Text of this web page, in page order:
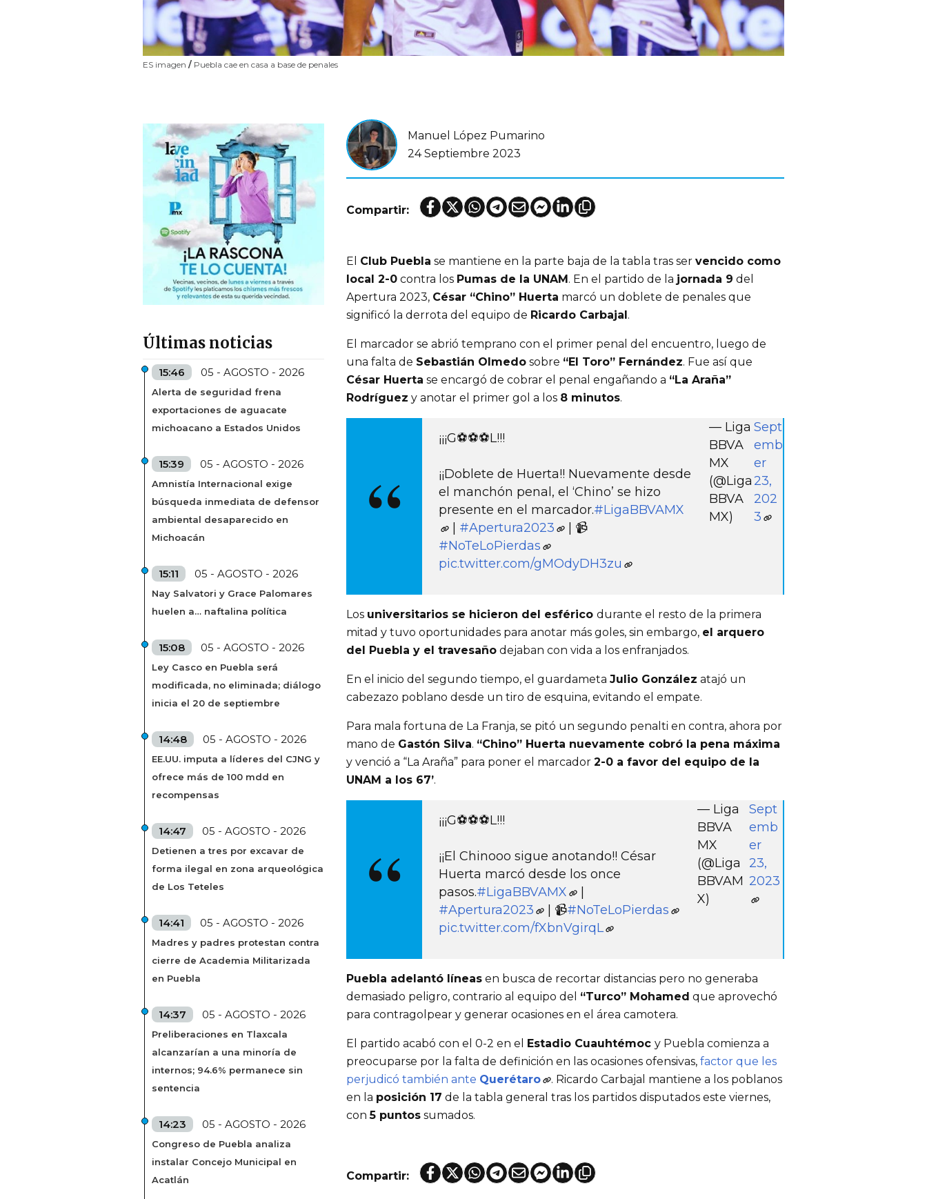
ES imagen / Puebla cae en casa a base de penales
Últimas noticias
15:46 05 - AGOSTO - 2026
Alerta de seguridad frena
exportaciones de aguacate
michoacano a Estados Unidos
15:39 05 - AGOSTO - 2026
Amnistía Internacional exige
búsqueda inmediata de defensor
ambiental desaparecido en
Michoacán
15:11 05 - AGOSTO - 2026
Nay Salvatori y Grace Palomares
huelen a… naftalina política
15:08 05 - AGOSTO - 2026
Ley Casco en Puebla será
modificada, no eliminada; diálogo
inicia el 20 de septiembre
14:48 05 - AGOSTO - 2026
EE.UU. imputa a líderes del CJNG y
ofrece más de 100 mdd en
recompensas
14:47 05 - AGOSTO - 2026
Detienen a tres por excavar de
forma ilegal en zona arqueológica
de Los Teteles
14:41 05 - AGOSTO - 2026
Madres y padres protestan contra
cierre de Academia Militarizada
en Puebla
14:37 05 - AGOSTO - 2026
Preliberaciones en Tlaxcala
alcanzarían a una minoría de
internos; 94.6% permanece sin
sentencia
14:23 05 - AGOSTO - 2026
Congreso de Puebla analiza
instalar Concejo Municipal en
Acatlán
Manuel López Pumarino
24 Septiembre 2023
Compartir:
El Club Puebla se mantiene en la parte baja de la tabla tras ser vencido como
local 2-0 contra los Pumas de la UNAM . En el partido de la jornada 9 del
Apertura 2023, César “Chino” Huerta marcó un doblete de penales que
significó la derrota del equipo de Ricardo Carbajal .
El marcador se abrió temprano con el primer penal del encuentro, luego de
una falta de Sebastián Olmedo sobre “El Toro” Fernández. Fue así que
César Huerta se encargó de cobrar el penal engañando a “La Araña”
Rodríguez y anotar el primer gol a los 8 minutos.
¡¡¡G⚽⚽⚽L!!!
¡¡Doblete de Huerta!! Nuevamente desde
el manchón penal, el ‘Chino’ se hizo
presente en el marcador.#LigaBBVAMX
#Apertura2023
| 📹
#NoTeLoPierdas
pic.twitter.com/gMOdyDH3zu
— Liga
BBVA
MX
(@Liga
BBVA
MX)
Sept
emb
er
23,
202
3
Los universitarios se hicieron del esférico durante el resto de la primera
mitad y tuvo oportunidades para anotar más goles, sin embargo, el arquero
del Puebla y el travesaño dejaban con vida a los enfranjados.
En el inicio del segundo tiempo, el guardameta Julio González atajó un
cabezazo poblano desde un tiro de esquina, evitando el empate.
Para mala fortuna de La Franja, se pitó un segundo penalti en contra, ahora por
mano de Gastón Silva. “Chino” Huerta nuevamente cobró la pena máxima
y venció a “La Araña” para poner el marcador 2-0 a favor del equipo de la
UNAM a los 67’.
¡¡¡G⚽⚽⚽L!!!
¡¡El Chinooo sigue anotando!! César
Huerta marcó desde los once
pasos.#LigaBBVAMX
#Apertura2023
| 📹#NoTeLoPierdas
pic.twitter.com/fXbnVgirqL
— Liga
BBVA
MX
(@Liga
BBVAM
X)
Sept
emb
er
23,
2023
Puebla adelantó líneas en busca de recortar distancias pero no generaba
demasiado peligro, contrario al equipo del “Turco” Mohamed que aprovechó
para contragolpear y generar ocasiones en el área camotera.
El partido acabó con el 0-2 en el Estadio Cuauhtémoc y Puebla comienza a
preocuparse por la falta de definición en las ocasiones ofensivas, factor que les
perjudicó también ante Querétaro
. Ricardo Carbajal mantiene a los poblanos
en la posición 17 de la tabla general tras los partidos disputados este viernes,
con5 puntos sumados.
Compartir: